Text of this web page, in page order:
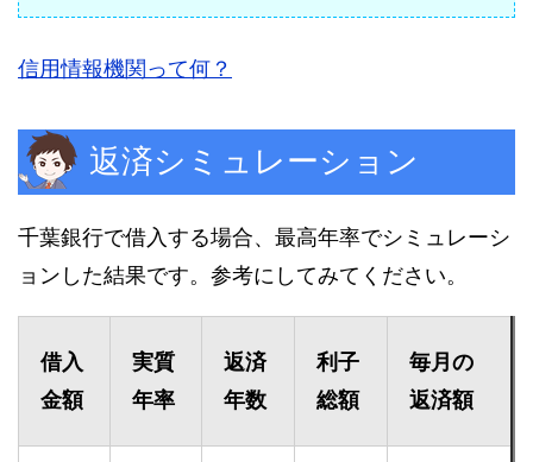
信用情報機関って何？
返済シミュレーション
千葉銀行で借入する場合、最高年率でシミュレーシ
ョンした結果です。参考にしてみてください。
借入
金額
実質
年率
返済
年数
利子
総額
毎月の
返済額